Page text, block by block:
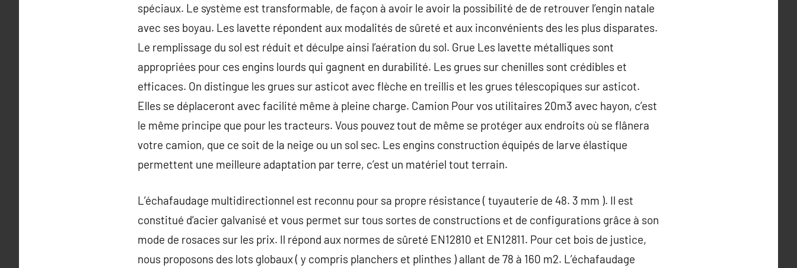
spéciaux. Le système est transformable, de façon à avoir le avoir la possibilité de de retrouver l’engin natale
avec ses boyau. Les lavette répondent aux modalités de sûreté et aux inconvénients des les plus disparates.
Le remplissage du sol est réduit et déculpe ainsi l’aération du sol. Grue Les lavette métalliques sont
appropriées pour ces engins lourds qui gagnent en durabilité. Les grues sur chenilles sont crédibles et
efficaces. On distingue les grues sur asticot avec flèche en treillis et les grues télescopiques sur asticot.
Elles se déplaceront avec facilité même à pleine charge. Camion Pour vos utilitaires 20m3 avec hayon, c’est
le même principe que pour les tracteurs. Vous pouvez tout de même se protéger aux endroits où se flânera
votre camion, que ce soit de la neige ou un sol sec. Les engins construction équipés de larve élastique
permettent une meilleure adaptation par terre, c’est un matériel tout terrain.
L’échafaudage multidirectionnel est reconnu pour sa propre résistance ( tuyauterie de 48. 3 mm ). Il est
constitué d’acier galvanisé et vous permet sur tous sortes de constructions et de configurations grâce à son
mode de rosaces sur les prix. Il répond aux normes de sûreté EN12810 et EN12811. Pour cet bois de justice,
nous proposons des lots globaux ( y compris planchers et plinthes ) allant de 78 à 160 m2. L’échafaudage